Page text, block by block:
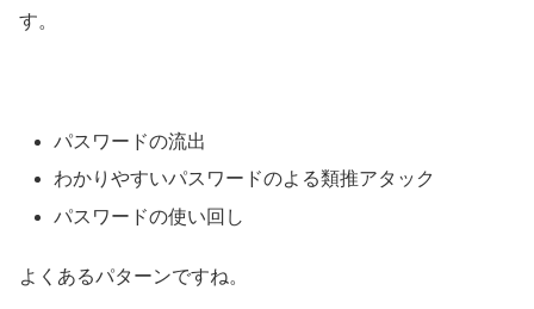
す。
パスワードの流出
わかりやすいパスワードのよる類推アタック
パスワードの使い回し
よくあるパターンですね。